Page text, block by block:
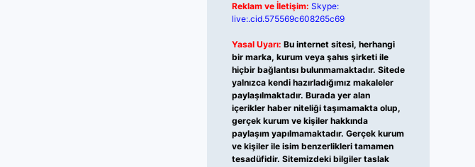
Reklam ve İletişim: Skype:
live:.cid.575569c608265c69
Yasal Uyarı: Bu internet sitesi, herhangi
bir marka, kurum veya şahıs şirketi ile
hiçbir bağlantısı bulunmamaktadır. Sitede
yalnızca kendi hazırladığımız makaleler
paylaşılmaktadır. Burada yer alan
içerikler haber niteliği taşımamakta olup,
gerçek kurum ve kişiler hakkında
paylaşım yapılmamaktadır. Gerçek kurum
ve kişiler ile isim benzerlikleri tamamen
tesadüfidir. Sitemizdeki bilgiler taslak